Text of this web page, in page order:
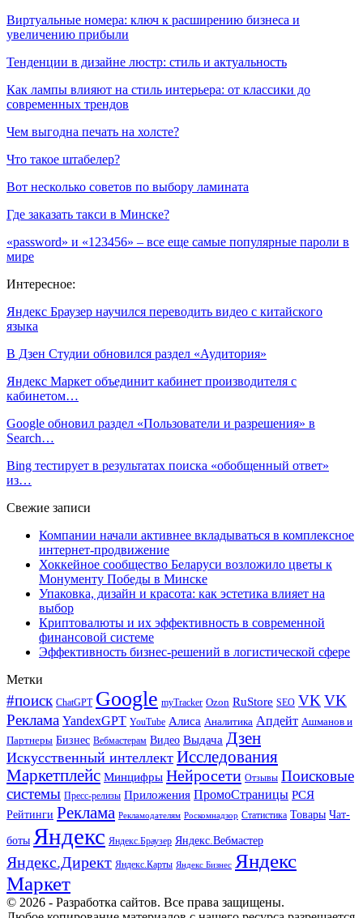
Виртуальные номера: ключ к расширению бизнеса и
увеличению прибыли
Тенденции в дизайне люстр: стиль и актуальность
Как лампы влияют на стиль интерьера: от классики до
современных трендов
Чем выгодна печать на холсте?
Что такое штабелер?
Вот несколько советов по выбору ламината
Где заказать такси в Минске?
«password» и «123456» – все еще самые популярные пароли в
мире
Интересное:
Яндекс Браузер научился переводить видео с китайского
языка
В Дзен Студии обновился раздел «Аудитория»
Яндекс Маркет объединит кабинет производителя с
кабинетом…
Google обновил раздел «Пользователи и разрешения» в
Search…
Bing тестирует в результатах поиска «обобщенный ответ»
из…
Свежие записи
Компании начали активнее вкладываться в комплексное
интернет-продвижение
Хоккейное сообщество Беларуси возложило цветы к
Монументу Победы в Минске
Упаковка, дизайн и красота: как эстетика влияет на
выбор
Криптовалюты и их эффективность в современной
финансовой системе
Эффективность бизнес-решений в логистической сфере
Метки
#поиск ChatGPT Google myTracker Ozon RuStore SEO VK VK
Реклама YandexGPT YouTube Алиса Аналитика Апдейт Ашманов и
Партнеры Бизнес Вебмастерам Видео Выдача Дзен
Искусственный интеллект Исследования
Маркетплейс Минцифры Нейросети Отзывы Поисковые
системы Пресс-релизы Приложения ПромоСтраницы РСЯ
Рейтинги Реклама Рекламодателям Роскомнадзор Статистика Товары Чат-
боты Яндекс Яндекс.Браузер Яндекс.Вебмастер
Яндекс.Директ Яндекс.Карты Яндекс Бизнес Яндекс
Маркет
© 2026 - Разработка сайтов. Все права защищены.